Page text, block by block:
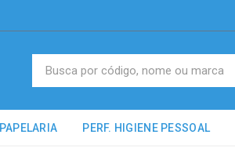
PAPELARIA PERF. HIGIENE PESSOAL